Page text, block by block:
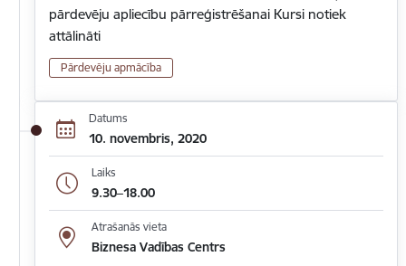
pārdevēju apliecību pārreģistrēšanai Kursi notiek
attālināti
Pārdevēju apmācība
Datums
10. novembris, 2020
Laiks
9.30–18.00
Atrašanās vieta
Biznesa Vadības Centrs